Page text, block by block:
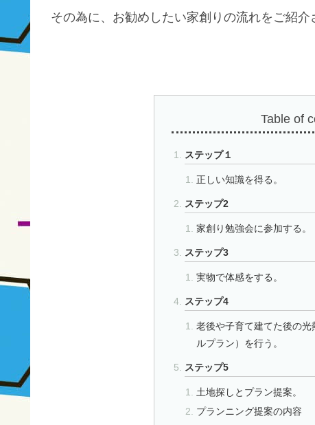
その為に、お勧めしたい家創りの流れをご紹介
Table of
ステップ１
正しい知識を得る。
ステップ2
家創り勉強会に参加する。
ステップ3
実物で体感をする。
ステップ4
老後や子育て建てた後の
ルプラン）を行う。
ステップ5
土地探しとプラン提案。
プランニング提案の内容